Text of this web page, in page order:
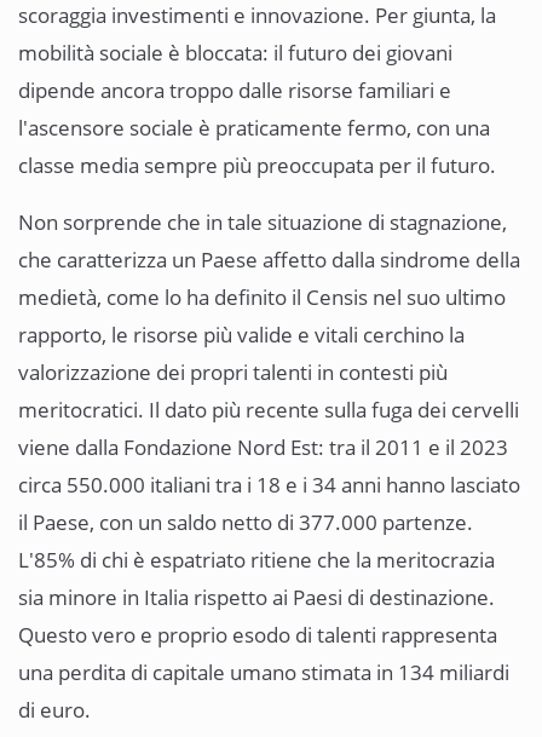
scoraggia investimenti e innovazione. Per giunta, la
mobilità sociale è bloccata: il futuro dei giovani
dipende ancora troppo dalle risorse familiari e
l'ascensore sociale è praticamente fermo, con una
classe media sempre più preoccupata per il futuro.
Non sorprende che in tale situazione di stagnazione,
che caratterizza un Paese affetto dalla sindrome della
medietà, come lo ha definito il Censis nel suo ultimo
rapporto, le risorse più valide e vitali cerchino la
valorizzazione dei propri talenti in contesti più
meritocratici. Il dato più recente sulla fuga dei cervelli
viene dalla Fondazione Nord Est: tra il 2011 e il 2023
circa 550.000 italiani tra i 18 e i 34 anni hanno lasciato
il Paese, con un saldo netto di 377.000 partenze.
L'85% di chi è espatriato ritiene che la meritocrazia
sia minore in Italia rispetto ai Paesi di destinazione.
Questo vero e proprio esodo di talenti rappresenta
una perdita di capitale umano stimata in 134 miliardi
di euro.